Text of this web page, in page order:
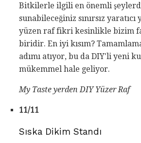
Bitkilerle ilgili en önemli
sunabileceğiniz sınırsız
yüzen raf fikri kesinlikle bizim
biridir. En iyi kısım?
adımı atıyor, bu da DIY'li yeni
mükemmel hale geliyor.
My Taste yerden DIY Yüzer Raf
11/11
Sıska Dikim Standı